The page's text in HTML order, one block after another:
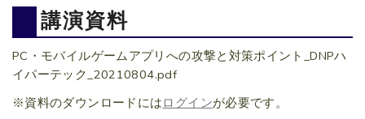
講演資料
PC・モバイルゲームアプリへの攻撃と対策ポイント_DNPハ
イパーテック_20210804.pdf
※資料のダウンロードには ログインが必要です。